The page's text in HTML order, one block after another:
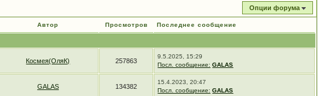
Опции форума
Автор Просмотров Последнее сообщение
Космея(ОляК) 257863
9.5.2025, 15:29
Посл. сообщение: GALAS
GALAS 134382
15.4.2023, 20:47
Посл. сообщение: GALAS